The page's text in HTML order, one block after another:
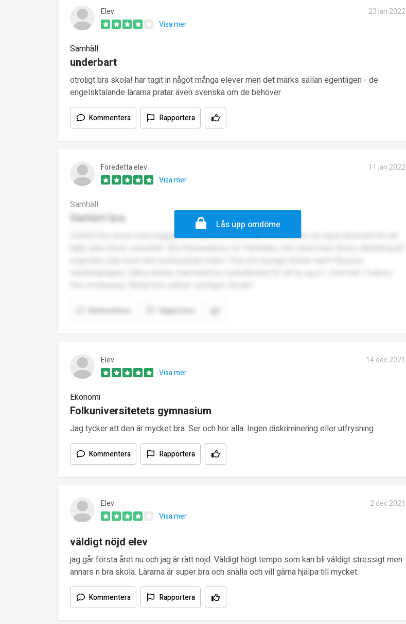
Elev
23 jan 2022
Visa mer
Samhäll
underbart
otroligt bra skola! har tagit in något många elever men det märks sällan egentligen - de
engelsktalande lärarna pratar även svenska om de behöver
Kommentera Rapportera
Föredetta elev
11 jan 2022
Visa mer
Samhäll
Oerhört bra
Oerhört bra skola med engagerade lärare som arbetar även utanför sin egna arbetstid för att
Rapportera
Lås upp omdöme
Elev
14 dec 2021
Visa mer
Ekonomi
Folkuniversitetets gymnasium
Jag tycker att den är mycket bra. Ser och hör alla. Ingen diskriminering eller utfrysning.
Kommentera Rapportera
Elev
2 dec 2021
Visa mer
väldigt nöjd elev
jag går första året nu och jag är rätt nöjd. Väldigt högt tempo som kan bli väldigt stressigt men
annars n bra skola. Lärarna är super bra och snälla och vill gärna hjälpa till mycket.
Kommentera Rapportera